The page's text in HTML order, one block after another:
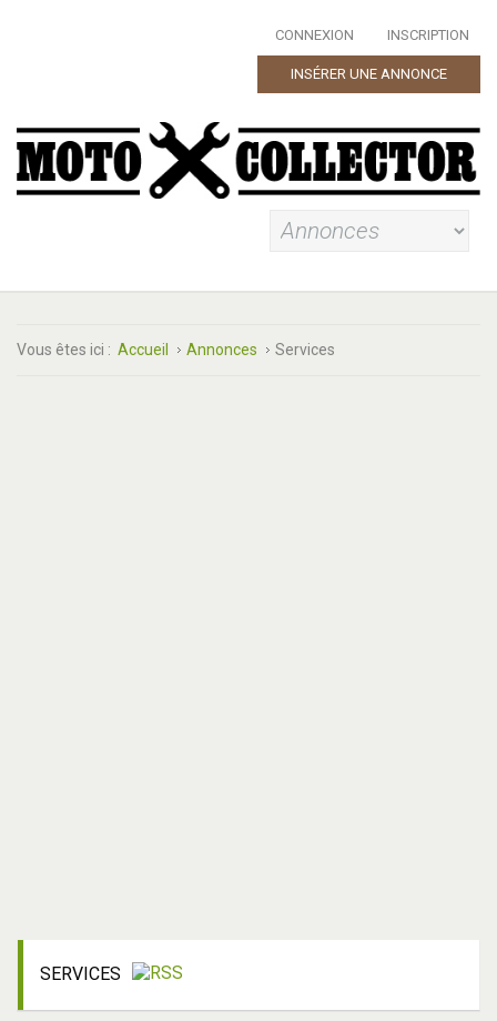
CONNEXION INSCRIPTION
INSÉRER UNE ANNONCE
Vous êtes ici : Accueil Annonces Services
SERVICES